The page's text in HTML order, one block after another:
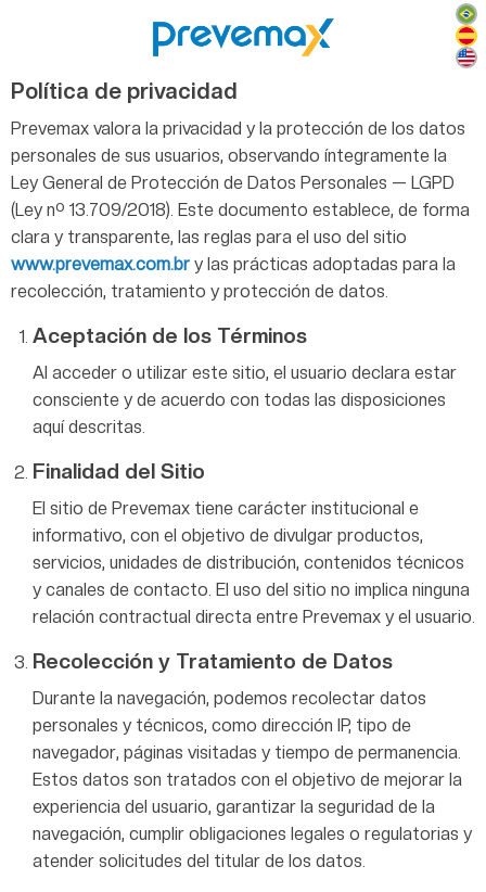
Política de privacidad
Prevemax valora la privacidad y la protección de los datos
personales de sus usuarios, observando íntegramente la
Ley General de Protección de Datos Personales — LGPD
(Ley nº 13.709/2018). Este documento establece, de forma
clara y transparente, las reglas para el uso del sitio
www.prevemax.com.br y las prácticas adoptadas para la
recolección, tratamiento y protección de datos.
Aceptación de los Términos
Al acceder o utilizar este sitio, el usuario declara estar
consciente y de acuerdo con todas las disposiciones
aquí descritas.
Finalidad del Sitio
El sitio de Prevemax tiene carácter institucional e
informativo, con el objetivo de divulgar productos,
servicios, unidades de distribución, contenidos técnicos
y canales de contacto. El uso del sitio no implica ninguna
relación contractual directa entre Prevemax y el usuario.
Recolección y Tratamiento de Datos
Durante la navegación, podemos recolectar datos
personales y técnicos, como dirección IP, tipo de
navegador, páginas visitadas y tiempo de permanencia.
Estos datos son tratados con el objetivo de mejorar la
experiencia del usuario, garantizar la seguridad de la
navegación, cumplir obligaciones legales o regulatorias y
atender solicitudes del titular de los datos.